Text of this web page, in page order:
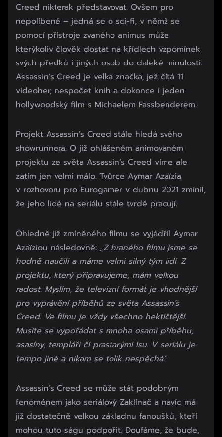
Creed nikterak představovat. Ovšem pro
nepolíbené – jedná se o sci-fi, v němž se
pomocí přístroje zvaného animus může
kterýkoliv člověk dostat na křídlech vzpomínek
svých předků i jiných osob do daleké minulosti.
Assassin’s Creed je velká značka, jež čítá 11
videoher, nespočet knih a dokonce i jeden
hollywoodský film s Michaelem Fassbenderem.
Projekt Assassin’s Creed stále hledá svého
showrunnera. O již ohlášeném animovaném
projektu ze světa Assassin’s Creed víme ale
zatím jen velmi málo. Tvůrce Aymar Azaïzia
v rozhovoru pro Eurogamer v dubnu 2021 zmínil,
že jeho lidé na seriálu stále tvrdě pracují.
Ohledně již zmíněného filmu se vyjádřil Aymar
Azaïziou následovně: „Z hraného filmu jsme se
hodně naučili a máme velmi silný tým lidí. Z
projektu, který připravujeme, mám velkou
radost. Myslím, že televizní formát je vhodnější
pro vyprávění příběhů ze světa Assassin’s
Creed. Ve filmu je vždy všechno hektičtější.
Musíte se vypořádat s mnoha osami příběhu,
asasíny, templáři či prastarými Isu. V seriálu je
tempo jiné a nikam se tolik nespěchá.“
Začátek reklamy
Konec reklamy
Assassin’s Creed se může stát podobným
fenoménem jako seriálový Zaklínač a navíc má
již dostatečně velkou základnu fanoušků, kteří
mohou tuto ságu podpořit. Doufáme, že bude,